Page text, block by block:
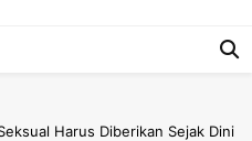
Harus Diberikan Sejak Dini